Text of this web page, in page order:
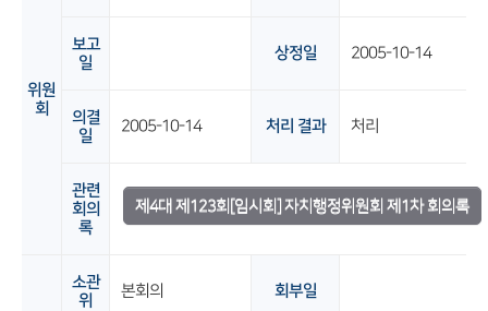
위원
회
보고
일
상정일 2005-10-14
의결
일
2005-10-14 처리 결과 처리
관련
회의
록
제4대 제123회[임시회] 자치행정위원회 제1차 회의록
소관
위
본회의 회부일